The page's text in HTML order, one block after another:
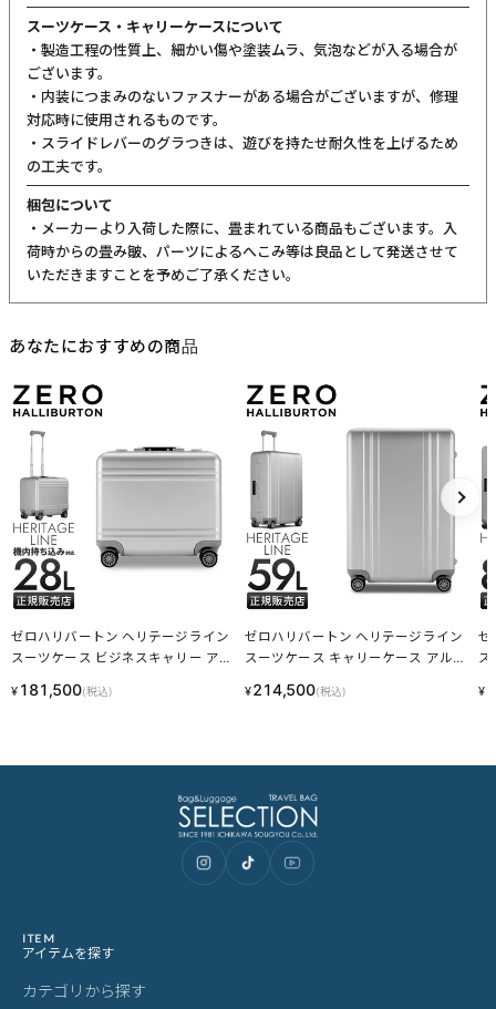
スーツケース・キャリーケースについて
・製造工程の性質上、細かい傷や塗装ムラ、気泡などが入る場合が
ございます。
・内装につまみのないファスナーがある場合がございますが、修理
対応時に使用されるものです。
・スライドレバーのグラつきは、遊びを持たせ耐久性を上げるため
の工夫です。
梱包について
・メーカーより入荷した際に、畳まれている商品もございます。入
荷時からの畳み皺、パーツによるへこみ等は良品として発送させて
いただきますことを予めご了承ください。
あなたにおすすめの商品
ゼロハリバートン ヘリテージライン
スーツケース ビジネスキャリー アル
み ZERO HALLIBURTON Heritage Lin
¥ 181,500(税込)
ゼロハリバートン ヘリテージライン
スーツケース キャリーケース アルミ
TON Heritage Line 94423
¥214,500(税込)
ゼ
ス
¥
ITEM
アイテムを探す
カテゴリから探す